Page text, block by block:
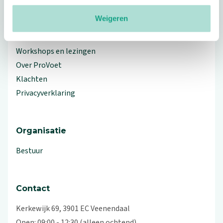
Weigeren
Workshops en lezingen
Over ProVoet
Klachten
Privacyverklaring
Organisatie
Bestuur
Contact
Kerkewijk 69, 3901 EC Veenendaal